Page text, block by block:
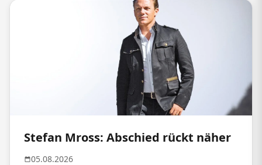
Stefan Mross: Abschied rückt näher
05.08.2026